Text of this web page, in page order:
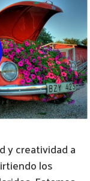
y creatividad a
los